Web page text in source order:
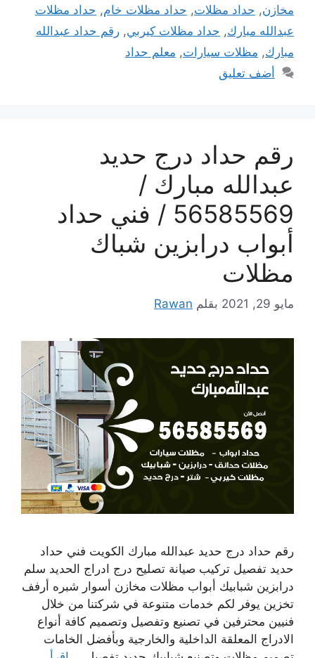
مخازن, حداد مظلات, حداد مظلات خام, حداد مظلات
عبدالله مبارك, حداد مظلات كيربي, رقم حداد عبدالله
مبارك, مظلات سيارات, معلم حداد
أضف تعليق
رقم حداد درج حديد
عبدالله مبارك /
56585569 / فني حداد
أبواب درابزين شباك
مظلات
مايو 29, 2021 بقلم Rawan
رقم حداد درج حديد عبدالله مبارك الكويت فني حداد
حديد تفصيل تركيب صيانة تصليح درج ادراج الحديد سلم
درابزين شبابيك أبواب مظلات مخازن أسوار شبره أرفف
تخزين يوفر لكم خدمات متنوعة في شركتنا من خلال
فنيين محترفين في تصنيع وتفصيل وتصميم كافة أنواع
الادراج المعلقة الداخلية والخارجية وبأفضل الخامات